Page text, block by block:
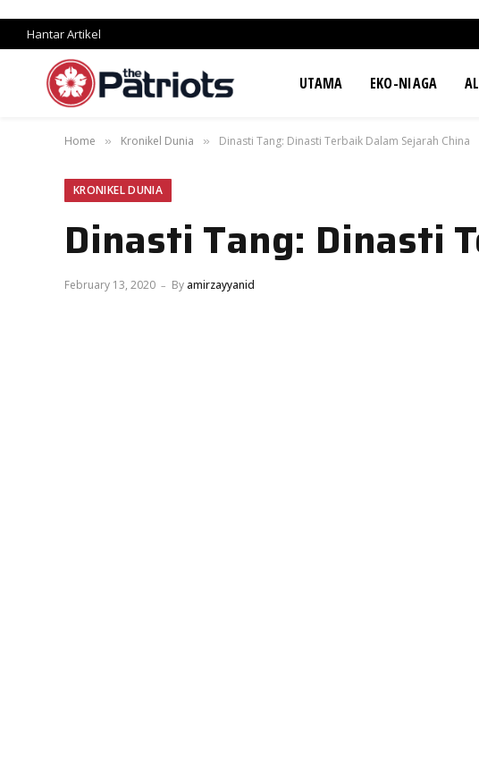
Hantar Artikel
UTAMA EKO-NIAGA
Home » Kronikel Dunia » Dinasti Tang: Dinasti Terbaik Dalam Sejarah China
KRONIKEL DUNIA
Dinasti Tang: Dinasti
February 13, 2020 By amirzayyanid